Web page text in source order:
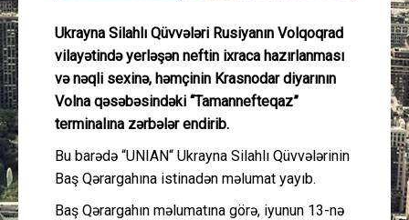
Gündəm
Cəmiyyət
Əlaqə
Ukrayna Silahlı Qüvvələri Rusiyanın Volqoqrad
vilayətində yerləşən neftin ixraca hazırlanması
və nəqli sexinə, həmçinin Krasnodar diyarının
Volna qəsəbəsindəki “Tamannefteqaz”
terminalına zərbələr endirib.
Bu barədə “UNIAN“ Ukrayna Silahlı Qüvvələrinin
Baş Qərargahına istinadən məlumat yayıb.
Baş Qərargahın məlumatına görə, iyunun 13-nə